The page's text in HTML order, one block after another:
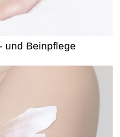
und Beinpflege